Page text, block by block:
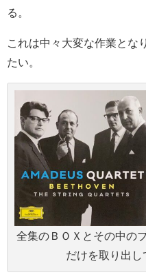
る。
これは中々大変な作業とな
たい。
全集のＢＯＸとその中の
だけを取り出し